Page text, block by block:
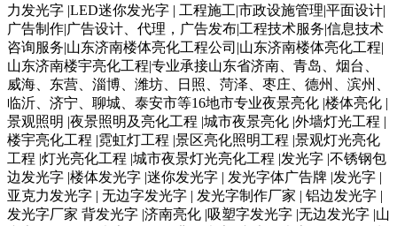
力发光字 |LED迷你发光字 | 工程施工|市政设施管理|平面设计|
广告制作|广告设计、代理，广告发布|工程技术服务|信息技术
咨询服务|山东济南楼体亮化工程公司|山东济南楼体亮化工程|
山东济南楼宇亮化工程|专业承接山东省济南、青岛、烟台、
威海、东营、淄博、潍坊、日照、菏泽、枣庄、德州、滨州、
临沂、济宁、聊城、泰安市等16地市专业夜景亮化 |楼体亮化 |
景观照明 |夜景照明及亮化工程 |城市夜景亮化 |外墙灯光工程 |
楼宇亮化工程 |霓虹灯工程 |景区亮化照明工程 |景观灯光亮化
工程 |灯光亮化工程 |城市夜景灯光亮化工程 |发光字 |不锈钢包
边发光字 |楼体发光字 |迷你发光字 | 发光字体广告牌 |发光字 |
亚克力发光字 | 无边字发光字 | 发光字制作厂家 | 铝边发光字 |
发光字厂家 背发光字 |济南亮化 |吸塑字发光字 |无边发光字 |山